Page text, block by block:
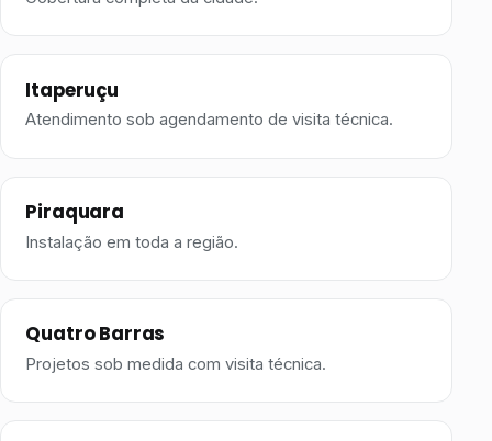
Itaperuçu
Atendimento sob agendamento de visita técnica.
Piraquara
Instalação em toda a região.
Quatro Barras
Projetos sob medida com visita técnica.